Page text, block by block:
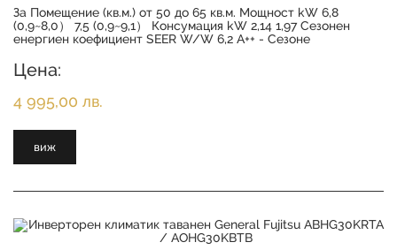
За Помещение (кв.м.) от 50 до 65 кв.м. Мощност kW 6,8
(0,9~8,0） 7,5 (0,9~9,1） Консумация kW 2,14 1,97 Сезонен
енергиен коефициент SEER W/W 6,2 A++ - Сезоне
Цена:
4 995,00 лв.
виж